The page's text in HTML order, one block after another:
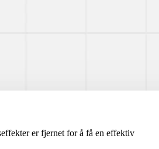
er fjernet for å få en effektiv